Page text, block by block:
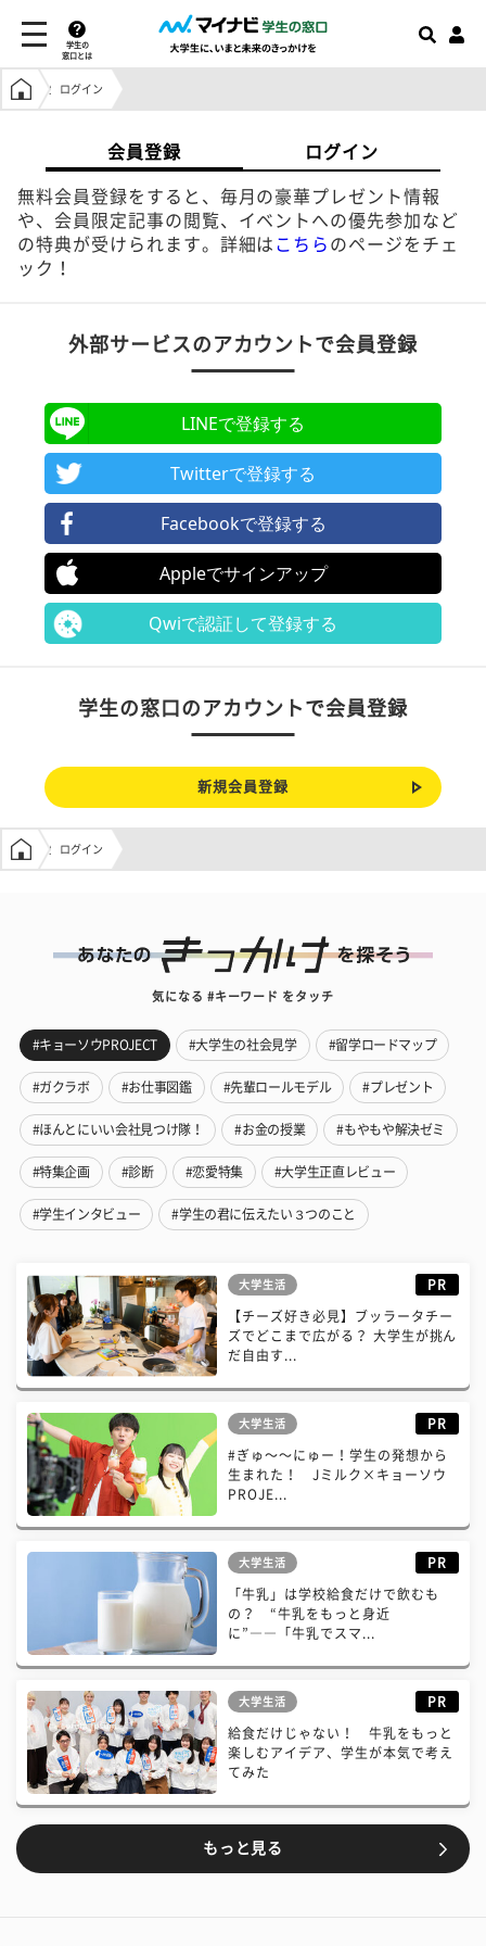
学生の
窓口とは
学生の窓口トップ
ログイン
会員登録 ログイン
無料会員登録をすると、毎月の豪華プレゼント情報
や、会員限定記事の閲覧、イベントへの優先参加など
の特典が受けられます。詳細は こちら のページをチェ
ック！
外部サービスのアカウントで会員登録
LINEで登録する
Twitterで登録する
Facebookで登録する
Appleでサインアップ
Qwiで認証して登録する
学生の窓口のアカウントで会員登録
新規会員登録
学生の窓口トップ
ログイン
気になる #キーワード をタッチ
#キョーソウPROJECT #大学生の社会見学 #留学ロードマップ
#ガクラボ #お仕事図鑑 #先輩ロールモデル #プレゼント
#ほんとにいい会社見つけ隊！ #お金の授業 #もやもや解決ゼミ
#特集企画 #診断 #恋愛特集 #大学生正直レビュー
#学生インタビュー #学生の君に伝えたい３つのこと
大学生活 PR
【チーズ好き必見】ブッラータチー
ズでどこまで広がる？ 大学生が挑ん
だ自由す...
大学生活 PR
#ぎゅ〜〜にゅー！学生の発想から
生まれた！ Jミルク×キョーソウ
PROJE...
大学生活 PR
「牛乳」は学校給食だけで飲むも
の？ “牛乳をもっと身近
に”――「牛乳でスマ...
大学生活 PR
給食だけじゃない！ 牛乳をもっと
楽しむアイデア、学生が本気で考え
てみた
もっと見る